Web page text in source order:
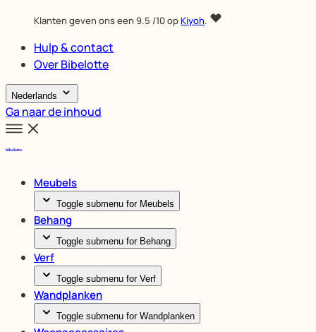
Klanten geven ons een 9.5 /10 opKiyoh.
Hulp & contact
Over Bibelotte
Nederlands
Ga naar de inhoud
Meubels
Toggle submenu for Meubels
Behang
Toggle submenu for Behang
Verf
Toggle submenu for Verf
Wandplanken
Toggle submenu for Wandplanken